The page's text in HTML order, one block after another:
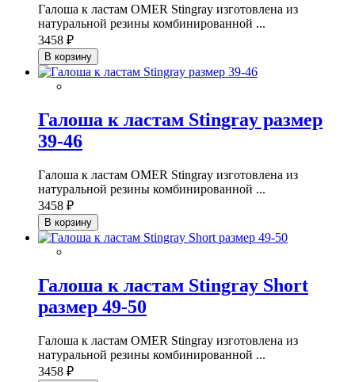
Галоша к ластам OMER Stingray изготовлена из
натуральной резины комбинированной ...
3458 ₽
В корзину
Галоша к ластам Stingray размер
39-46
Галоша к ластам OMER Stingray изготовлена из
натуральной резины комбинированной ...
3458 ₽
В корзину
Галоша к ластам Stingray Short
размер 49-50
Галоша к ластам OMER Stingray изготовлена из
натуральной резины комбинированной ...
3458 ₽